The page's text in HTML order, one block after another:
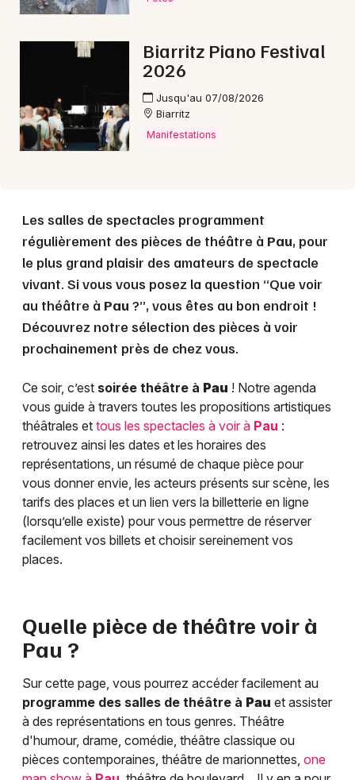
Biarritz Piano Festival
2026
Jusqu'au 07/08/2026
Biarritz
Manifestations
Les salles de spectacles programment
régulièrement des pièces de théâtre à Pau, pour
le plus grand plaisir des amateurs de spectacle
vivant. Si vous vous posez la question “Que voir
au théâtre à Pau ?”, vous êtes au bon endroit !
Découvrez notre sélection des pièces à voir
prochainement près de chez vous.
Ce soir, c’est soirée théâtre à Pau ! Notre agenda
vous guide à travers toutes les propositions artistiques
théâtrales et tous les spectacles à voir à Pau :
retrouvez ainsi les dates et les horaires des
représentations, un résumé de chaque pièce pour
vous donner envie, les acteurs présents sur scène, les
tarifs des places et un lien vers la billetterie en ligne
(lorsqu’elle existe) pour vous permettre de réserver
facilement vos billets et choisir sereinement vos
places.
Quelle pièce de théâtre voir à
Pau ?
Sur cette page, vous pourrez accéder facilement au
programme des salles de théâtre à Pau et assister
à des représentations en tous genres. Théâtre
d'humour, drame, comédie, théâtre classique ou
pièces contemporaines, théâtre de marionnettes, one